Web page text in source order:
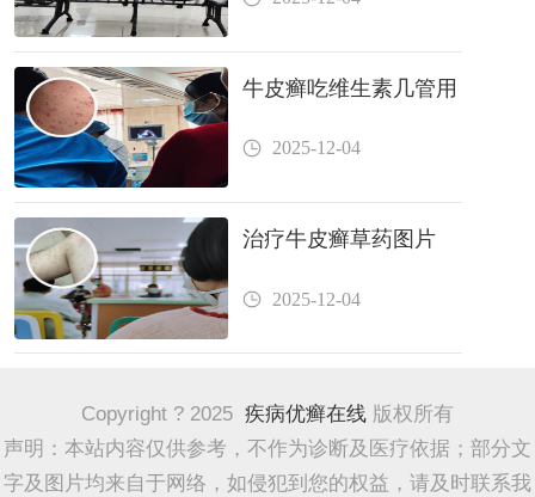
牛皮癣吃维生素几管用
2025-12-04
治疗牛皮癣草药图片
2025-12-04
Copyright ? 2025 疾病优癣在线 版权所有
声明：本站内容仅供参考，不作为诊断及医疗依据；部分文
字及图片均来自于网络，如侵犯到您的权益，请及时联系我